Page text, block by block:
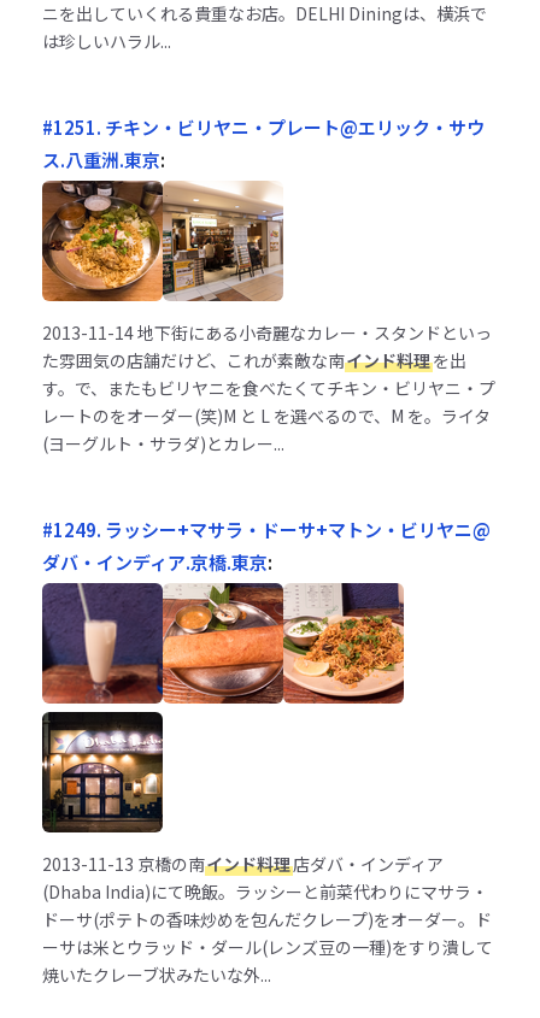
ニを出していくれる貴重なお店。DELHI Diningは、横浜で
は珍しいハラル...
#1251. チキン・ビリヤニ・プレート@エリック・サウ
ス.八重洲.東京:
2013-11-14地下街にある小奇麗なカレー・スタンドといっ
た雰囲気の店舗だけど、これが素敵な南インド料理を出
す。で、またもビリヤニを食べたくてチキン・ビリヤニ・プ
レートのをオーダー(笑)M と L を選べるので、M を。ライタ
(ヨーグルト・サラダ)とカレー...
#1249. ラッシー+マサラ・ドーサ+マトン・ビリヤニ@
ダバ・インディア.京橋.東京:
2013-11-13 京橋の南インド料理店ダバ・インディア
(Dhaba India)にて晩飯。ラッシーと前菜代わりにマサラ・
ドーサ(ポテトの香味炒めを包んだクレープ)をオーダー。ド
ーサは米とウラッド・ダール(レンズ豆の一種)をすり潰して
焼いたクレーブ状みたいな外...